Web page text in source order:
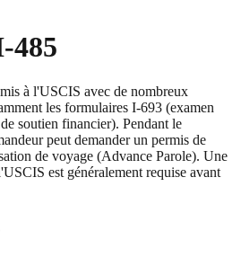
485
à l'USCIS avec de nombreux
les formulaires I-693 (examen
soutien financier). Pendant le
peut demander un permis de
de voyage (Advance Parole). Une
est généralement requise avant